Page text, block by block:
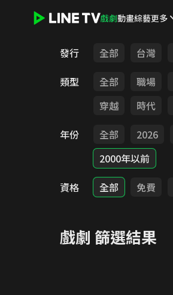
戲劇動畫綜藝更多
發行 全部 台灣
類型
全部 職場
穿越
時代
年份
全部 2026
2000年以前
資格
全部 免費
戲劇 篩選結果